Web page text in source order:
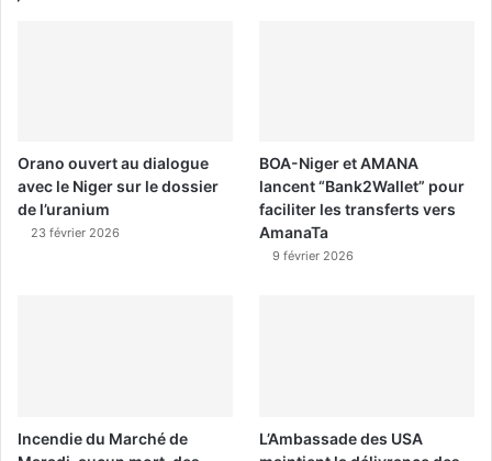
Orano ouvert au dialogue
avec le Niger sur le dossier
de l’uranium
23 février 2026
BOA-Niger et AMANA
lancent “Bank2Wallet” pour
faciliter les transferts vers
AmanaTa
9 février 2026
Incendie du Marché de
L’Ambassade des USA